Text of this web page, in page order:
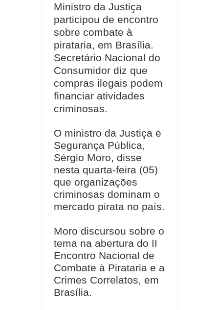
Ministro da Justiça
participou de encontro
sobre combate à
pirataria, em Brasília.
Secretário Nacional do
Consumidor diz que
compras ilegais podem
financiar atividades
criminosas.
O ministro da Justiça e
Segurança Pública,
Sérgio Moro, disse
nesta quarta-feira (05)
que organizações
criminosas dominam o
mercado pirata no país.
Moro discursou sobre o
tema na abertura do II
Encontro Nacional de
Combate à Pirataria e a
Crimes Correlatos, em
Brasília.